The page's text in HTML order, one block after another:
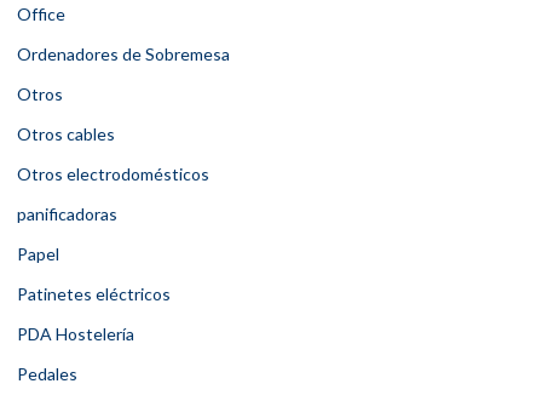
Office
Ordenadores de Sobremesa
Otros
Otros cables
Otros electrodomésticos
panificadoras
Papel
Patinetes eléctricos
PDA Hostelería
Pedales